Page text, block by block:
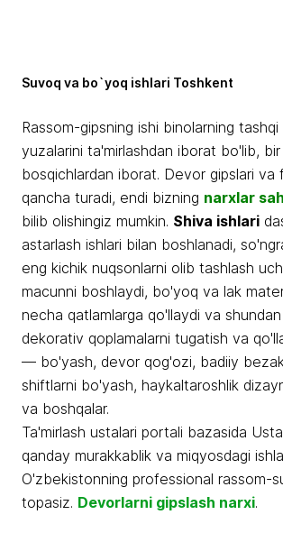
Suvoq va bo`yoq ishlari Toshkent
Rassom-gipsning ishi binolarning
yuzalarini ta'mirlashdan iborat bo'lib,
bosqichlardan iborat. Devor gipslari va
qancha turadi, endi bizning narxlar
bilib olishingiz mumkin. Shiva ishlari
astarlash ishlari bilan boshlanadi,
eng kichik nuqsonlarni olib tashlash
macunni boshlaydi, bo'yoq va lak
necha qatlamlarga qo'llaydi va
dekorativ qoplamalarni tugatish va
— bo'yash, devor qog'ozi, badiiy
shiftlarni bo'yash, haykaltaroshlik
va boshqalar.
Ta'mirlash ustalari portali bazasida
qanday murakkablik va miqyosdagi
O'zbekistonning professional rassom-
topasiz. Devorlarni gipslash narxi.